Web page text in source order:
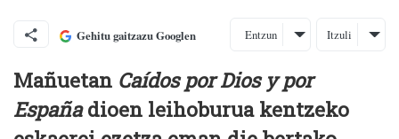
Gehitu gaitzazu Googlen Entzun Itzuli
Mañuetan Caídos por Dios y por
Españadioen leihoburua kentzeko